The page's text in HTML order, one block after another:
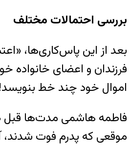
بررسی احتمالات مختلف
بعد از این پاس‌کاری‌ها،
فرزندان و اعضای خانواده
اموال خود چند خط
فاطمه هاشمی مدت‌ها قبل
موقعی که پدرم فوت شدند،